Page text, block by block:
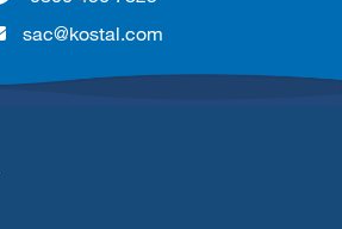
sac@kostal.com